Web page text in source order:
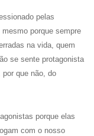
pelas
porque sempre
na vida, quem
se sente protagonista
que não, do
porque elas
com o nosso